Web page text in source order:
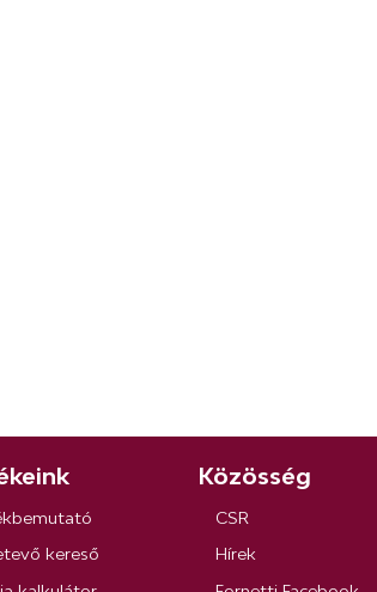
kereső
Közösség
CSR
Hírek